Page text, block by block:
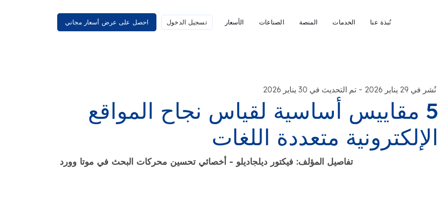
نُبذة عنا الخدمات المنصة الصناعات الأسعار تسجيل الدخول احصل على عرض أسعار مجاني
نُشر في 29 يناير 2026 - تم التحديث في 30 يناير 2026
5 مقاييس أساسية لقياس نجاح المواقع
الإلكترونية متعددة اللغات
تفاصيل المؤلف: فيكتور ديلجاديلو - أخصائي تحسين محركات البحث في موتا وورد